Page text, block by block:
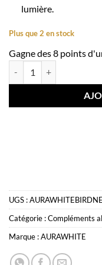
lumière.
Plus que 2 en stock
Gagne des 8 points
UGS :
Catégorie :Compléments
Marque :AURAWHITE